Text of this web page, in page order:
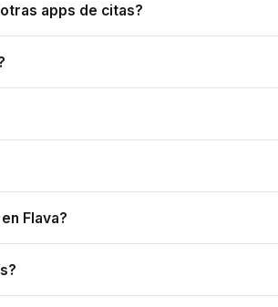
apps de citas?
Flava?